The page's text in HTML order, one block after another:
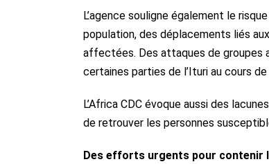
L’agence souligne également le
population, des déplacements liés
affectées. Des attaques de groupes
certaines parties de l’Ituri au cours de
L’Africa CDC évoque aussi des
de retrouver les personnes
Des efforts urgents pour contenir